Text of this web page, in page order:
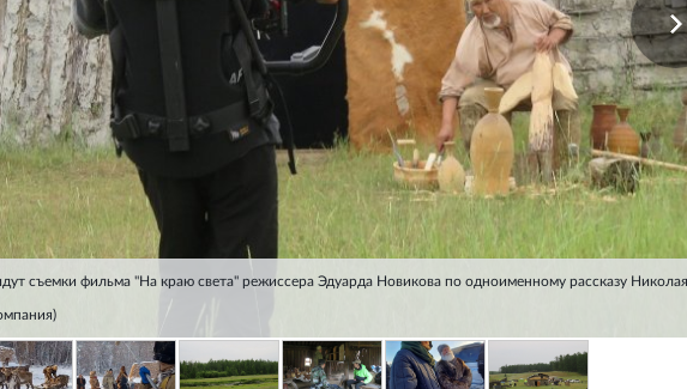
съемки фильма "На краю света" режиссера Эдуарда Новикова по одноименному рассказу Николая